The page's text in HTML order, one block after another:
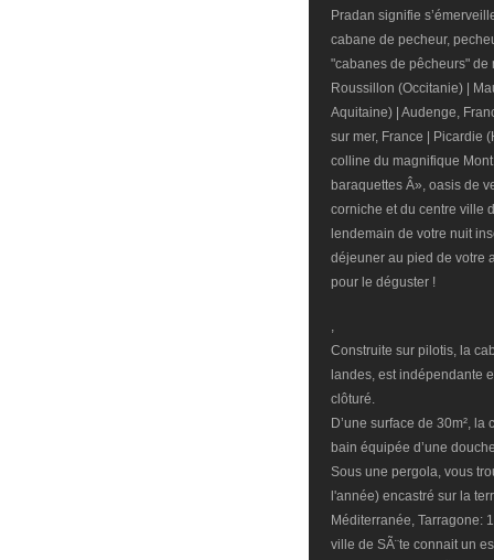
Pradan signifie
cabane de pecheur,
"cabanes de pêcheurs" de
Roussillon (Occitanie) |
Aquitaine) | Audenge,
sur mer, France | Picardie
colline du magnifique
baraquettes Â», oasis de
corniche et du centre ville
lendemain de votre nuit
déjeuner au pied de votre
pour le déguster !
,
Construite sur pilotis, la
landes, est indépendante
clôturé.
D’une surface de 30m²,
bain équipée d’une
Sous une pergola, vous
l'année) encastré sur la
Méditerranée, Tarragone:
ville de SÃ¨te connait un